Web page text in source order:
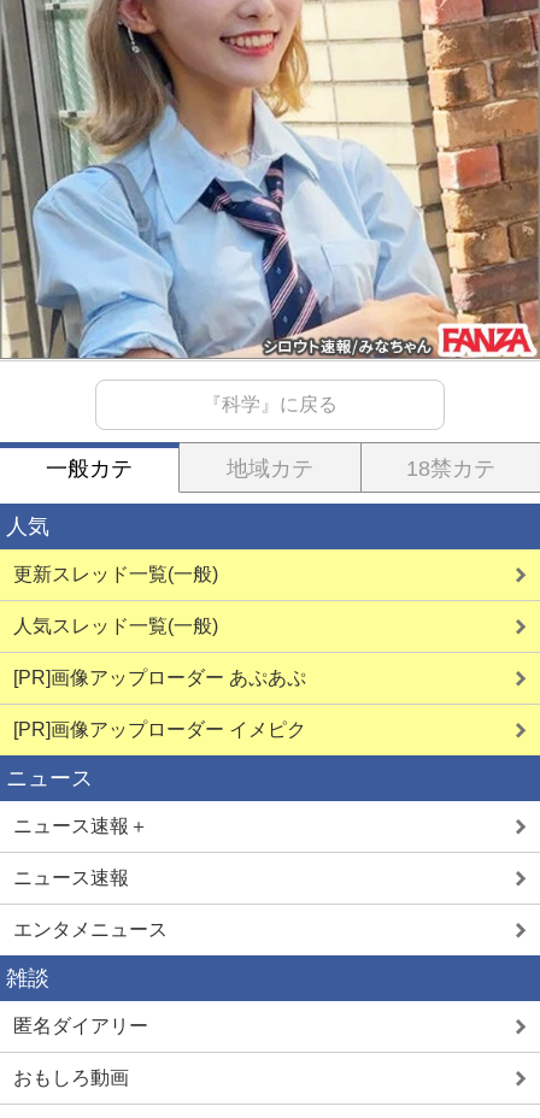
『科学』に戻る
一般カテ 地域カテ 18禁カテ
人気
更新スレッド一覧(一般)
人気スレッド一覧(一般)
[PR]画像アップローダー あぷあぷ
[PR]画像アップローダー イメピク
ニュース
ニュース速報＋
ニュース速報
エンタメニュース
雑談
匿名ダイアリー
おもしろ動画